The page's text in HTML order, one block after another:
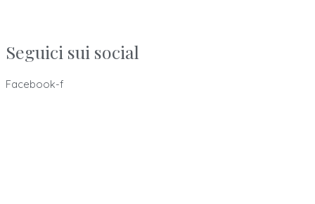
Seguici sui social
Facebook-f